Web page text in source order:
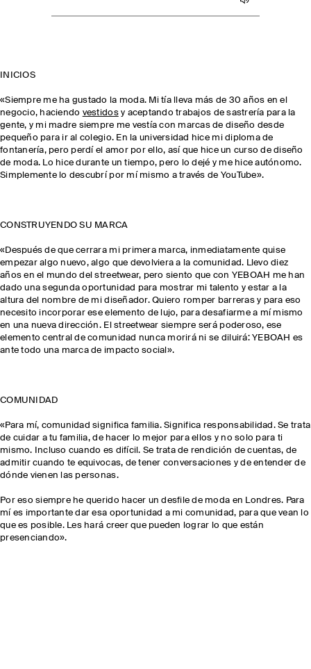
INICIOS
«Siempre me ha gustado la moda. Mi tía lleva más de 30 años en el
negocio, haciendo vestidosy aceptando trabajos de sastrería para la
gente, y mi madre siempre me vestía con marcas de diseño desde
pequeño para ir al colegio. En la universidad hice mi diploma de
fontanería, pero perdí el amor por ello, así que hice un curso de diseño
de moda. Lo hice durante un tiempo, pero lo dejé y me hice autónomo.
Simplemente lo descubrí por mí mismo a través de YouTube».
CONSTRUYENDO SU MARCA
«Después de que cerrara mi primera marca, inmediatamente quise
empezar algo nuevo, algo que devolviera a la comunidad. Llevo diez
años en el mundo del streetwear, pero siento que con YEBOAH me han
dado una segunda oportunidad para mostrar mi talento y estar a la
altura del nombre de mi diseñador. Quiero romper barreras y para eso
necesito incorporar ese elemento de lujo, para desafiarme a mí mismo
en una nueva dirección. El streetwear siempre será poderoso, ese
elemento central de comunidad nunca morirá ni se diluirá: YEBOAH es
ante todo una marca de impacto social».
COMUNIDAD
«Para mí, comunidad significa familia. Significa responsabilidad. Se trata
de cuidar a tu familia, de hacer lo mejor para ellos y no solo para ti
mismo. Incluso cuando es difícil. Se trata de rendición de cuentas, de
admitir cuando te equivocas, de tener conversaciones y de entender de
dónde vienen las personas.
Por eso siempre he querido hacer un desfile de moda en Londres. Para
mí es importante dar esa oportunidad a mi comunidad, para que vean lo
que es posible. Les hará creer que pueden lograr lo que están
presenciando».